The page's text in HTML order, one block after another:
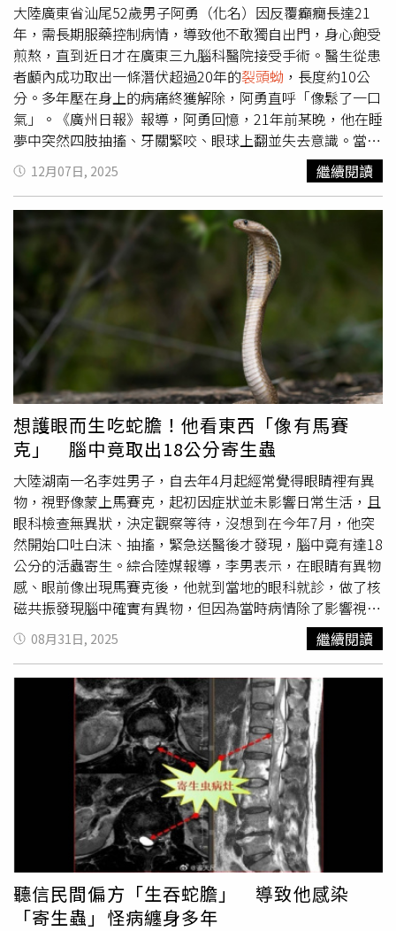
系統異常症狀，應盡速就醫檢查。尤其曾接觸青蛙、蛇類，
或食用未經充分烹煮相關食材者，更應提高警覺，並主動向
醫師說明飲食及接觸史，以利診斷。隨著夏季來臨，涼拌菜
消費量增加，廚房交叉污染風險也隨之升高。醫師呼籲民眾
避免直接接觸野生蛙類與蛇類，如需處理應佩戴手套；生熟
食刀具及砧板必須分開使用，處理野生動物後應以沸水徹底
消毒；製作涼拌菜時應使用專用廚具並確實清洗食材，以降
低寄生蟲感染風險。
大陸廣東省汕尾52歲男子阿勇（化名）因反覆癲癇長達21
年，需長期服藥控制病情，導致他不敢獨自出門，身心飽受
煎熬，直到近日才在廣東三九腦科醫院接受手術。醫生從患
者顱內成功取出一條潛伏超過20年的裂頭蚴 ，長度約10公
分。多年壓在身上的病痛終獲解除，阿勇直呼「像鬆了一口
氣」。《廣州日報》報導，阿勇回憶，21年前某晚，他在睡
夢中突然四肢抽搐、牙關緊咬、眼球上翻並失去意識。當地
醫院診斷為肉芽腫炎，因手術風險大，他遂改為保守治療。
此後多年，他需依賴抗癲癇藥物控制症狀，但仍不時發作，
甚至不敢獨自出門，長期承受巨大心理壓力，形容自己「腦
袋像被堵住」。約一年前，阿勇的癲癇明顯加重，每次發作
後更伴隨短暫失語、左側面癱及肢體麻木。顱內MRI顯示疑
似寄生蟲感染，他遂轉至廣東三九腦科醫院求診。該院神經
外二科副主任醫師張旭標評估後發現，其右額葉出現肉芽腫
形成及明顯水腫，特徵高度符合曼氏裂頭絛蟲病。經綜合病
灶範圍及穩定度後，醫療團隊認定手術時機成熟。手術中，
醫生利用神經導航精準定位病灶，再在顯微鏡下小心夾出寄
生蟲並清理周邊組織，以避免損傷功能區。最終，一條約10
厘米長、灰白色的裂頭蚴被完整取出，術後病理亦證實診
斷。阿勇術後恢復良好，他表示頭部「不再堵塞」，整個人
明顯輕鬆開朗。據該院神經外二科副主任劉妲介紹，裂頭蚴
感染多與不當飲食習慣相關，常見來源包括食用未煮熟的青
蛙、蛇類，或飲用被污染的生水。阿勇回憶，年輕時曾喝生
水，也偶爾食用生醃蝦蟹。據了解，寄生蟲一旦進入腦部，
會引發肉芽腫與水腫，造成神經壓迫，導致癲癇、頭痛及肢
體麻木等症狀，因潛伏期長且不典型，極易被誤診。醫院提
醒，預防裂頭蚴 感染，關鍵在於「三不」：不喝生水、不吃
生食或未熟食物、不用生肉敷貼傷口，以避免寄生蟲上身。
12月07日, 2025 繼續閱讀
想護眼而生吃蛇膽！他看東西「像有馬賽
克」 腦中竟取出18公分寄生蟲
大陸湖南一名李姓男子，自去年4月起經常覺得眼睛裡有異
物，視野像蒙上馬賽克，起初因症狀並未影響日常生活，且
眼科檢查無異狀，決定觀察等待，沒想到在今年7月，他突
然開始口吐白沫、抽搐，緊急送醫後才發現，腦中竟有達18
公分的活蟲寄生。綜合陸媒報導，李男表示，在眼睛有異物
感、眼前像出現馬賽克後，他就到當地的眼科就診，做了核
磁共振發現腦中確實有異物，但因為當時病情除了影響視
野，對日常工作生活影響不大，李男決定暫不手術。直到7
月底，李男的視線像被黑幕蓋住，且出現口吐白沫、身體抽
搐等症狀，就醫後竟發現腦中有寄生蟲「裂頭蚴」。而在開
顱手術時，醫師從他的腦部抓出一條長達18公分的活蟲，所
幸術後住院治療10天，他已順利康復出院。李男回憶，數年
前他曾「生吞蛇膽」，當時聽信偏方稱「蛇膽能清火明
目」，便將剛剖出的蛇膽完整吞下，未曾處理或加熱。醫師
裂頭蚴」幼蟲就是這樣進入人體，隨血液循環鑽入
腦部並逐漸長大，並壓迫視覺神經。報導指出，「
常見於蛇、青蛙等野生動物體內，一旦人類以生食或半生食
方式誤食，寄生蟲可能入侵腸胃、眼睛，甚至腦部，造成難
以逆轉的傷害。醫師也示警，必須牢記「三不」原則：不喝
生水、不吃生肉、不用生肉外敷，才能從根源避免感染風
險。
08月31日, 2025 繼續閱讀
聽信民間偏方「生吞蛇膽」 導致他感染
「寄生蟲」怪病纏身多年